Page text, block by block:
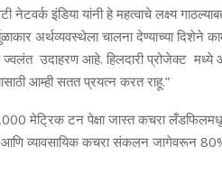
नेटवर्क इंडिया यांनी हे महत्वाचे लक्ष्य
अर्थव्यवस्थेला चालना देण्याच्या
ज्वलंत उदाहरण आहे. हिलदारी प्रोजेक्ट मध्ये
आम्ही सतत प्रयत्न करत राहू.”
मेट्रिक टन पेक्षा जास्त कचरा
आणि व्यावसायिक कचरा संकलन जागेवरून